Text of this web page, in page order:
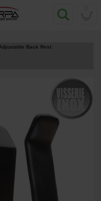
Back Rest